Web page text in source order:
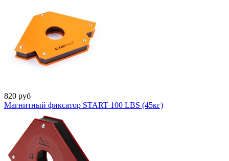
820 руб
Магнитный фиксатор START 100 LBS (45кг)